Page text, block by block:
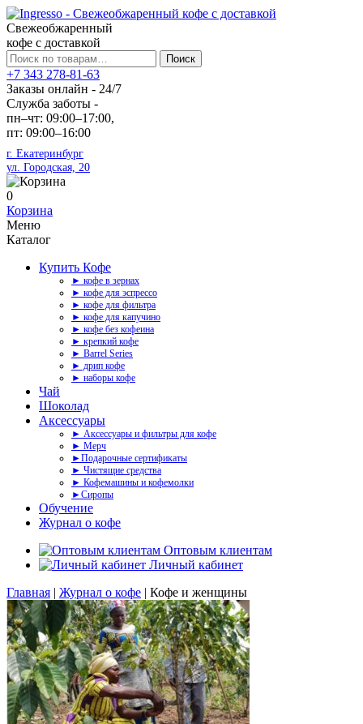
Свежеобжаренный
кофе с доставкой
Искать:
Поиск
+7 343 278-81-63
Заказы онлайн - 24/7
Служба заботы -
пн–чт: 09:00–17:00,
пт: 09:00–16:00
г. Екатеринбург
ул. Городская, 20
0
Корзина
Меню
Каталог
Купить Кофе
► кофе в зернах
► кофе для эспрессо
► кофе для фильтра
► кофе для капучино
► кофе без кофеина
► крепкий кофе
► Barrel Series
► дрип кофе
► наборы кофе
Чай
Шоколад
Аксессуары
► Аксессуары и фильтры для кофе
► Мерч
►Подарочные сертификаты
► Чистящие средства
► Кофемашины и кофемолки
►Сиропы
Обучение
Журнал о кофе
Оптовым клиентам
Личный кабинет
Главная | Журнал о кофе | Кофе и женщины